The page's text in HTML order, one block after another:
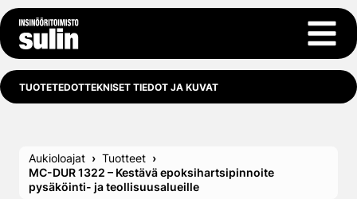
Siirry sisältöön
Avaa
TUOTETEDOTTEKNISET TIEDOT JA KUVAT
Aukioloajat
Tuotteet
MC-DUR 1322 – Kestävä epoksihartsi­pinnoite
pysäköinti- ja teollisuusalueille